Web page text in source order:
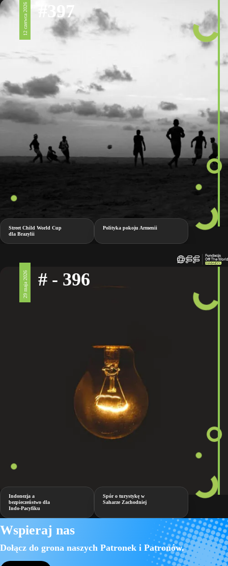
12 czerwca 2026 #397
Street Child World Cup
dla Brazylii
Polityka pokoju Armenii
29 maja 2026 # - 396
Indonezja a
bezpieczeństwo dla
Indo-Pacyfiku
Spór o turystykę w
Saharze Zachodniej
Wspieraj nas
Dołącz do grona naszych Patronek i Patronów.